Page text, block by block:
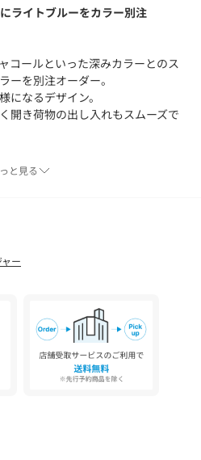
ライトブルーをカラー別注
コールといった深みカラーとのス
ーを別注オーダー。
になるデザイン。
開き荷物の出し入れもスムーズで
引っ張るようにして開けると持ち
のHee Jin Kang （ヒージン カ
・ソウル発のウィメンズのバッグ
の「遅い」が語源で、少しゆっく
感のあるテイストとユニークなフ
がらも使い勝手の良いデザインが
と見る
ー